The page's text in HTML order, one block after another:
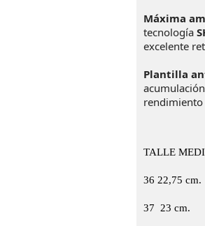
Máxima
tecnología
excelente
Plantilla
rendimiento
TALLE
36 22,75 cm.
37 23 cm.